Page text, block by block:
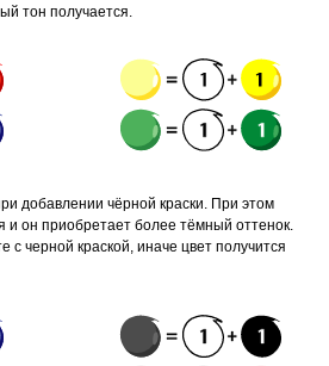
тон получается.
добавлении чёрной краски. При этом
и он приобретает более тёмный оттенок.
с черной краской, иначе цвет получится